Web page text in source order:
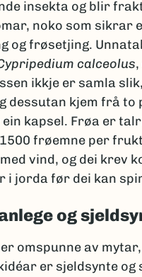
insekta og blir
noko som sikrar
og frøsetjing.
calceolus
ikkje er samla
dessutan kjem frå
kapsel. Frøa er
frøemne per
vind, og dei krev
i jorda før dei kan
og
omspunne av
er sjeldsynte og